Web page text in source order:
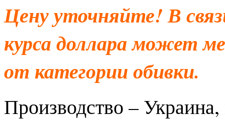
Цену уточняйте! В
курса доллара может
от категории обивки.
Производство –